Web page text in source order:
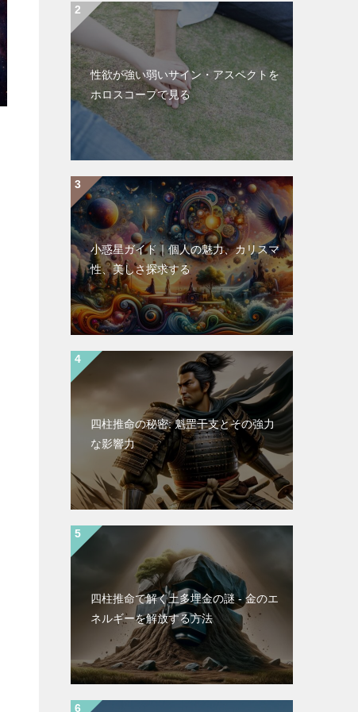
性欲が強い弱いサイン・アスペクトを
ホロスコープで見る
小惑星ガイド｜個人の魅力、カリスマ
性、美しさ探求する
四柱推命の秘密: 魁罡干支とその強力
な影響力
四柱推命で解く土多埋金の謎 - 金のエ
ネルギーを解放する方法